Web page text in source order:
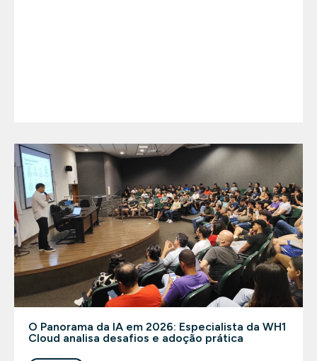
O Panorama da IA em 2026: Especialista da WH1
Cloud analisa desafios e adoção prática